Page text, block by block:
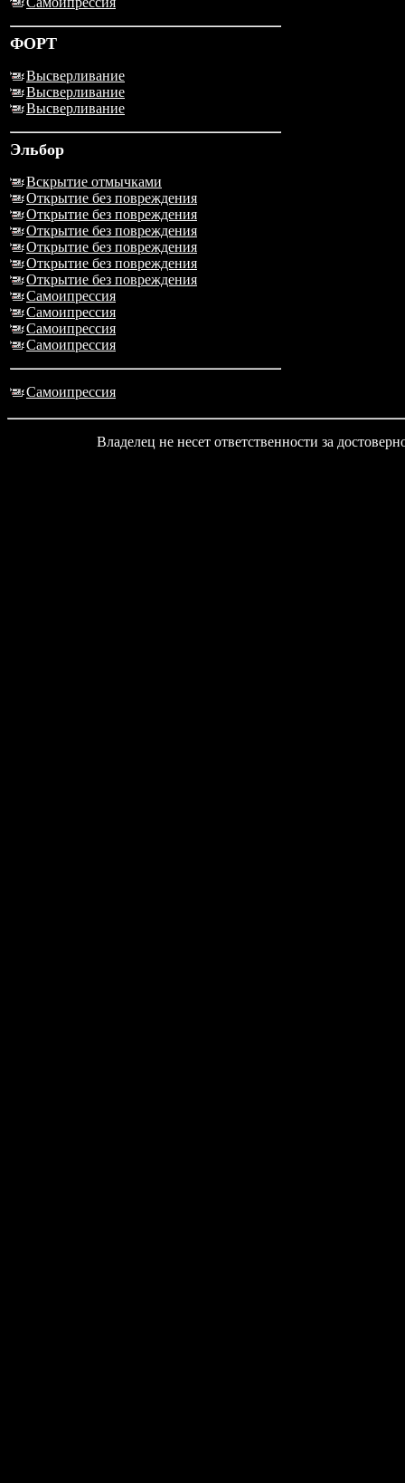
ФОРТ
Высверливание
Высверливание
Высверливание
Эльбор
Вскрытие отмычками
Открытие без повреждения
Открытие без повреждения
Открытие без повреждения
Открытие без повреждения
Открытие без повреждения
Открытие без повреждения
Самоипрессия
Самоипрессия
Самоипрессия
Самоипрессия
Самоипрессия
Владелец не несет ответственности за